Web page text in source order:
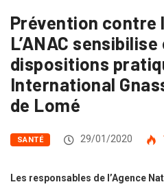
Prévention contre
L’ANAC
dispositions
International
de Lomé
SANTÉ 29/01/2020
Les responsables de l’Agence